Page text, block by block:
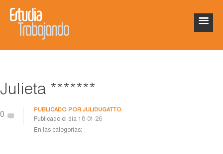
Julieta *******
0
PUBLICADO POR JULIDUGATTO
Publicado el día 18-01-26
En las categorías: